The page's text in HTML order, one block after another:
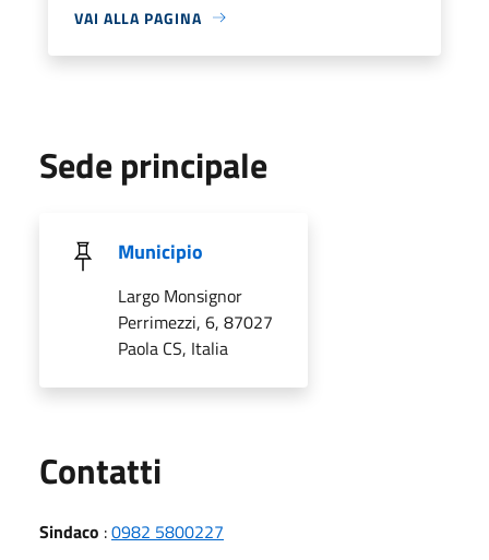
VAI ALLA PAGINA
Sede principale
Municipio
Largo Monsignor
Perrimezzi, 6, 87027
Paola CS, Italia
Contatti
Sindaco :0982 5800227